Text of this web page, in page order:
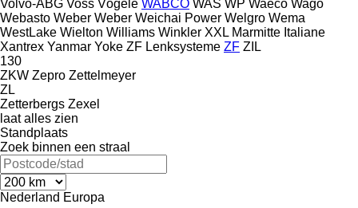
Volvo-ABG Voss Vögele WABCO WAŚ WP Waeco Wago
Webasto Weber Weber Weichai Power Welgro Wema
WestLake Wielton Williams Winkler XXL Marmitte Italiane
Xantrex Yanmar Yoke ZF Lenksysteme ZF ZIL
130
ZKW Zepro Zettelmeyer
ZL
Zetterbergs Zexel
laat alles zien
Standplaats
Zoek binnen een straal
Nederland Europa